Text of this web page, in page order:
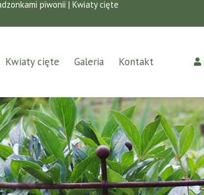
piwonii | Kwiaty cięte
Kwiaty cięte Galeria Kontakt